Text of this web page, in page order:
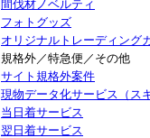
間伐材ノベルティ
フォトグッズ
オリジナルトレーディング
規格外／特急便／その他
サイト規格外案件
現物データ化サービス（ス
当日着サービス
翌日着サービス